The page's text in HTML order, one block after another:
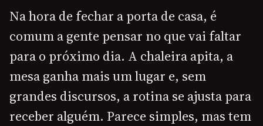
Na hora de fechar a porta de casa, é
comum a gente pensar no que vai faltar
para o próximo dia. A chaleira apita, a
mesa ganha mais um lugar e, sem
grandes discursos, a rotina se ajusta para
receber alguém. Parece simples, mas tem